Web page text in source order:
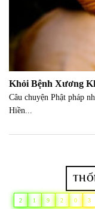
Khỏi Bệnh Xương
Câu chuyện Phật pháp
Hiền...
2 1 9 2 0 3